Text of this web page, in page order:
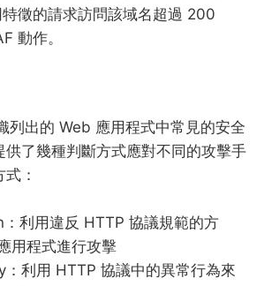
徵的請求訪問該域名超過 200
動作。
列出的 Web 應用程式中常見的安全
供了幾種判斷方式應對不同的攻擊手
：
利用違反 HTTP 協議規範的方
用程式進行攻擊
利用 HTTP 協議中的異常行為來